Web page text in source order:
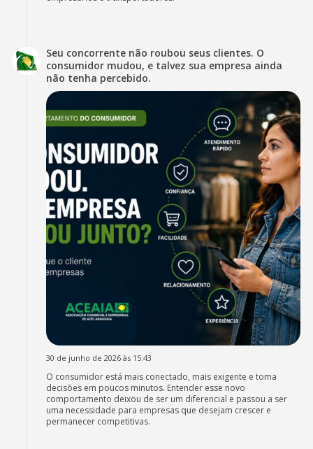
Seu concorrente não roubou seus clientes. O
consumidor mudou, e talvez sua empresa ainda
não tenha percebido.
30 de junho de 2026 às 15:43
O consumidor está mais conectado, mais exigente e toma
decisões em poucos minutos. Entender esse novo
comportamento deixou de ser um diferencial e passou a ser
uma necessidade para empresas que desejam crescer e
permanecer competitivas.